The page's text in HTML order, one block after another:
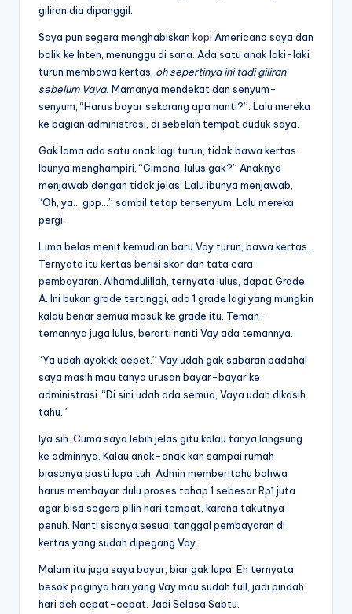
giliran dia dipanggil.
Saya pun segera menghabiskan kopi Americano saya dan
balik ke Inten, menunggu di sana. Ada satu anak laki-laki
turun membawa kertas, oh sepertinya ini tadi giliran
sebelum Vaya. Mamanya mendekat dan senyum-
senyum, “Harus bayar sekarang apa nanti?”. Lalu mereka
ke bagian administrasi, di sebelah tempat duduk saya.
Gak lama ada satu anak lagi turun, tidak bawa kertas.
Ibunya menghampiri, “Gimana, lulus gak?” Anaknya
menjawab dengan tidak jelas. Lalu ibunya menjawab,
“Oh, ya… gpp…” sambil tetap tersenyum. Lalu mereka
pergi.
Lima belas menit kemudian baru Vay turun, bawa kertas.
Ternyata itu kertas berisi skor dan tata cara
pembayaran. Alhamdulillah, ternyata lulus, dapat Grade
A. Ini bukan grade tertinggi, ada 1 grade lagi yang mungkin
kalau benar semua masuk ke grade itu. Teman-
temannya juga lulus, berarti nanti Vay ada temannya.
“Ya udah ayokkk cepet.” Vay udah gak sabaran padahal
saya masih mau tanya urusan bayar-bayar ke
administrasi. “Di sini udah ada semua, Vaya udah dikasih
tahu.”
Iya sih. Cuma saya lebih jelas gitu kalau tanya langsung
ke adminnya. Kalau anak-anak kan sampai rumah
biasanya pasti lupa tuh. Admin memberitahu bahwa
harus membayar dulu proses tahap 1 sebesar Rp1 juta
agar bisa segera pilih hari tempat, karena takutnya
penuh. Nanti sisanya sesuai tanggal pembayaran di
kertas yang sudah dipegang Vay.
Malam itu juga saya bayar, biar gak lupa. Eh ternyata
besok paginya hari yang Vay mau sudah full, jadi pindah
hari deh cepat-cepat. Jadi Selasa Sabtu.